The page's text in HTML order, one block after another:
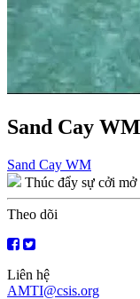
Sand Cay WM
Điều
hướng
bài
viết
Sand Cay WM
Thúc đẩy sự cởi
Theo dõi
Liên hệ
AMTI@csis.org